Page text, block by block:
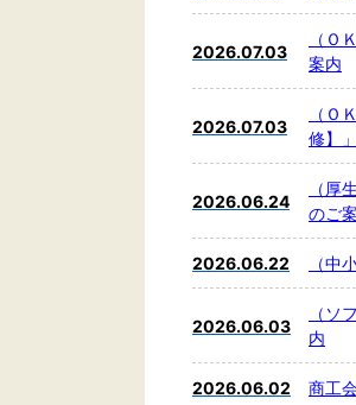
2026.07.03
（Ｏ
案内
2026.07.03
（Ｏ
修】
2026.06.24
（厚
のご
2026.06.22 （中
2026.06.03
（ソ
内
2026.06.02 商工